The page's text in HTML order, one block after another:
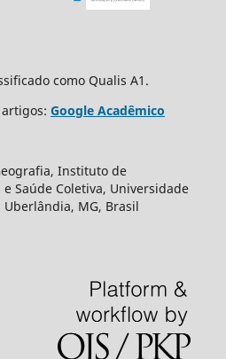
como Qualis A1.
Google Acadêmico
Instituto de
Saúde Coletiva, Universidade
MG, Brasil